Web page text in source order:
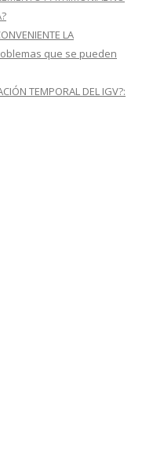
LA
que se pueden
TEMPORAL DEL IGV?: